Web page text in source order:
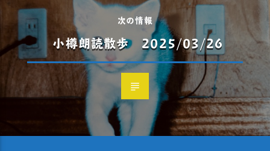
次の情報
小樽朗読散歩 2025/03/26